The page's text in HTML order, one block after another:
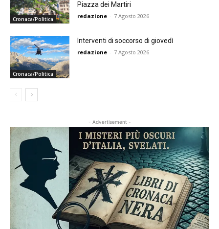
Cronaca/Politica
Piazza dei Martiri
redazione - 7 Agosto 2026
Cronaca/Politica
Interventi di soccorso di giovedì
redazione - 7 Agosto 2026
- Advertisement -